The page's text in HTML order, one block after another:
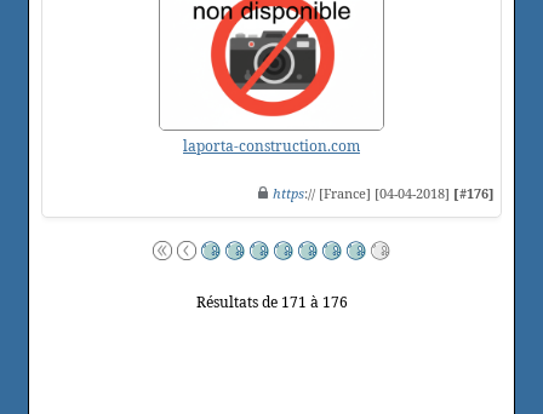
laporta-construction.com
https:// [France] [04-04-2018] [#176]
Résultats de 171 à 176